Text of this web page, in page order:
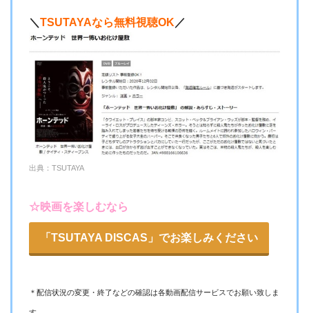
味がないし、これは多分ディレクターズカット版(でたらの話)
にしました。30代男性
前半は適度な緊張感でいい感じで見られたけど、後半にかけ
グロ描写も、中途半端で構えていたので、物足りなさが半端
なかった。多分この作品の一番の見所は、仮面の下の顔。か
なりインパクトありました。30代女性
＼ TSUTAYAなら無料視聴OK ／
出典：TSUTAYA
☆映画を楽しむなら
「TSUTAYA DISCAS」でお楽しみください
＊配信状況の変更・終了などの確認は各動画配信サービスでお願い致しま